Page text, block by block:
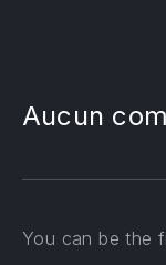
Aucun
You can be the